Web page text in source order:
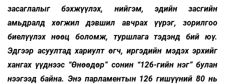
засаглалыг бэхжүүлэх, нийгэм, эдийн засгийн
амьдралд хөгжил дэвшил авчрах үүрэг, зорилгоо
биелүүлэх нөөц боломж, туршлага тэдэнд бий юү.
Эдгээр асуултад хариулт өгч, иргэдийн мэдэх эрхийг
хангах үүднээс “Өнөөдөр” сонин “126-гийн нэг” булан
нээгээд байна. Энэ парламентын 126 гишүүний 80 нь